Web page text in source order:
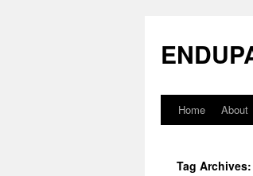
content
Home About
Tag Archives: